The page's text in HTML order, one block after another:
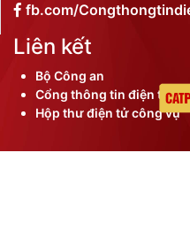
fb.com/
Liên kết
Bộ Công an
Cổng thông tin điện tử
Hộp thư điện tử công vụ